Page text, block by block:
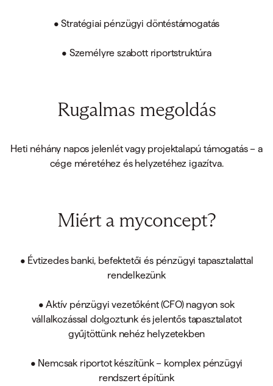
• Stratégiai pénzügyi döntéstámogatás
• Személyre szabott riportstruktúra
Rugalmas megoldás
Heti néhány napos jelenlét vagy projektalapú támogatás – a
cége méretéhez és helyzetéhez igazítva.
Miért a myconcept?
• Évtizedes banki, befektetői és pénzügyi tapasztalattal
rendelkezünk
• Aktív pénzügyi vezetőként (CFO) nagyon sok
vállalkozással dolgoztunk és jelentős tapasztalatot
gyűjtöttünk nehéz helyzetekben
• Nemcsak riportot készítünk – komplex pénzügyi
rendszert építünk